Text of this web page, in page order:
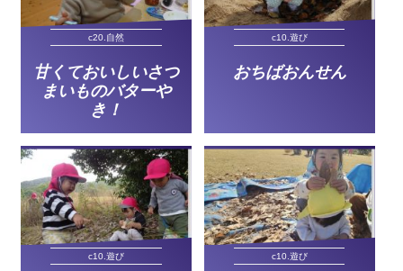
c20.自然
甘くておいしいさつ
まいものバターや
き！
c10.遊び
おちばおんせん
c10.遊び c10.遊び